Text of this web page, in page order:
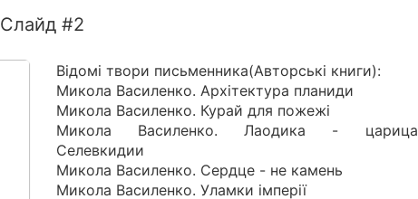
Слайд #2
Відомі твори письменника(Авторські книги):
Микола Василенко. Архітектура планиди
Микола Василенко. Курай для пожежі
Микола Василенко. Лаодика - царица
Селевкидии
Микола Василенко. Сердце - не камень
Микола Василенко. Уламки імперії